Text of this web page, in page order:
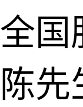
全国
陈先